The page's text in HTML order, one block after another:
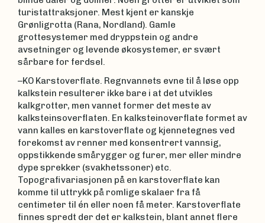
turistattraksjoner. Mest kjent er kanskje
Grønligrotta (Rana, Nordland). Gamle
grottesystemer med dryppstein og andre
avsetninger og levende økosystemer, er svært
sårbare for ferdsel.
–KO Karstoverflate. Regnvannets evne til å løse opp
kalkstein resulterer ikke bare i at det utvikles
kalkgrotter, men vannet former det meste av
kalksteinsoverflaten. En kalksteinoverflate formet av
vann kalles en karstoverflate og kjennetegnes ved
forekomst av renner med konsentrert vannsig,
oppstikkende smårygger og furer, mer eller mindre
dype sprekker (svakhetssoner) etc.
Topografivariasjonen på en karstoverflate kan
komme til uttrykk på romlige skalaer fra få
centimeter til én eller noen få meter. Karstoverflate
finnes spredt der det er kalkstein, blant annet flere